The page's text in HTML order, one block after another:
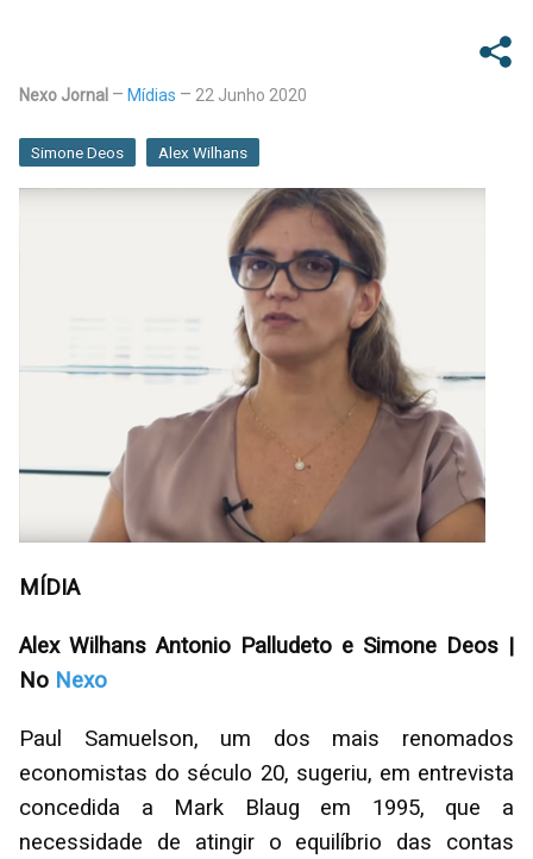
Nexo Jornal Mídias 22 Junho 2020
Simone Deos Alex Wilhans
MÍDIA
Alex Wilhans Antonio Palludeto e Simone Deos |
No Nexo
Paul Samuelson, um dos mais renomados
economistas do século 20, sugeriu, em entrevista
concedida a Mark Blaug em 1995, que a
necessidade de atingir o equilíbrio das contas